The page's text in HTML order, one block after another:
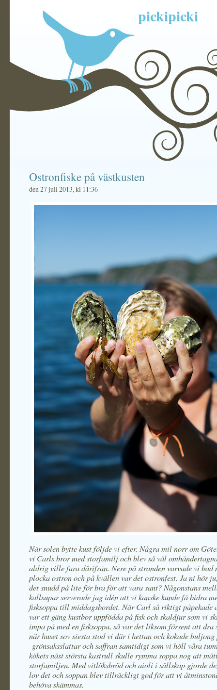
pickipicki
Ostronfiske på västkusten
den 27 juli 2013, kl 11:36
När solen bytte kust följde vi efter. Några mil norr om
vi Carls bror med storfamilj och blev så väl
aldrig ville fara därifrån. Nere på stranden varvade vi bad
plocka ostron och på kvällen var det ostronfest. Ja ni hör
det snudd på lite för bra för att vara sant? Någonstans
kallsupar serverade jag idén att vi kanske kunde få bidra
fisksoppa till middagsbordet. När Carl så riktigt påpekade
var ett gäng kustbor uppfödda på fisk och skaldjur som vi
impa på med en fisksoppa, så var det liksom försent att dra
när huset sov siesta stod vi där i hettan och kokade
grönsaksslattar och saffran samtidigt som vi höll våra
kökets näst största kastrull skulle rymma soppa nog att
storfamiljen. Med vitlöksbröd och aioli i sällskap gjorde
lov det och soppan blev tillräckligt god för att vi
behöva skämmas.